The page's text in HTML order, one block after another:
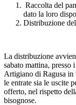
Raccolta del
dato la loro
Distribuzione
La distribuzione
sabato mattina, presso
Artigiano di Ragusa in
le entrate sia le uscite
offerto, nel rispetto
bisognose.